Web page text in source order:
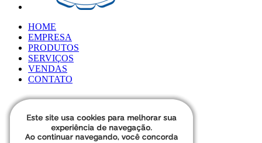
HOME
EMPRESA
PRODUTOS
SERVIÇOS
VENDAS
CONTATO